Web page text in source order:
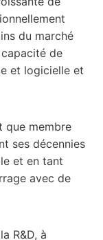
du marché
de
et logicielle et
que membre
ses décennies
et en tant
avec de
R&D, à